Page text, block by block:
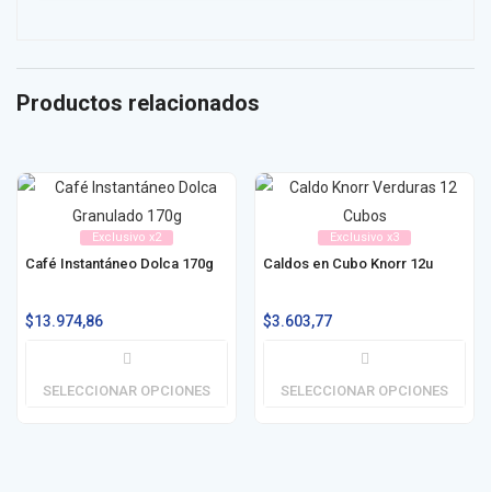
Productos relacionados
Exclusivo x2
Café Instantáneo Dolca 170g
$13.974,86
SELECCIONAR OPCIONES
Exclusivo x3
Caldos en Cubo Knorr 12u
$3.603,77
SELECCIONAR OPCIONES